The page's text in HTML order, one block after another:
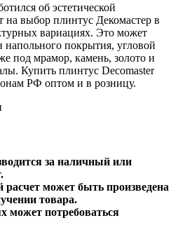
об эстетической
на выбор плинтус Декомастер в
вариациях. Это может
напольного покрытия, угловой
под мрамор, камень, золото и
Купить плинтус Decomaster
РФ оптом и в розницу.
за наличный или
может быть произведена
товара.
может потребоваться